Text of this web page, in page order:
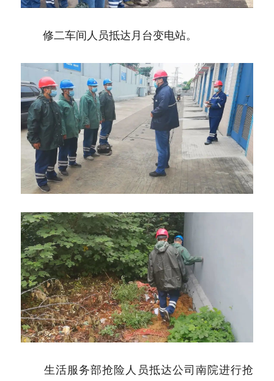
修二车间人员抵达月台变电站。
生活服务部抢险人员抵达公司南院进行抢